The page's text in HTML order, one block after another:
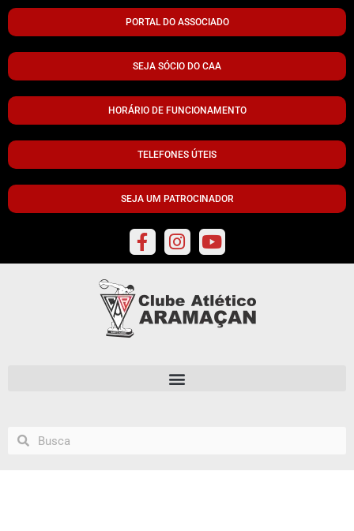
PORTAL DO ASSOCIADO
SEJA SÓCIO DO CAA
HORÁRIO DE FUNCIONAMENTO
TELEFONES ÚTEIS
SEJA UM PATROCINADOR